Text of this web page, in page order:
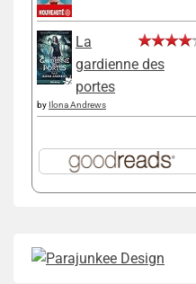
La
gardienne des
portes
by Ilona Andrews